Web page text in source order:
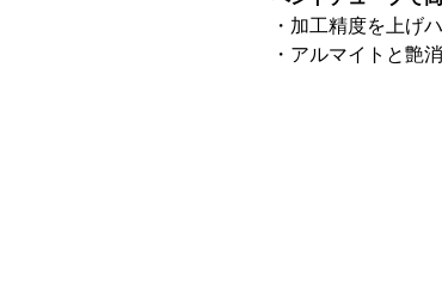
・加工精度を上げ
・アルマイトと艶